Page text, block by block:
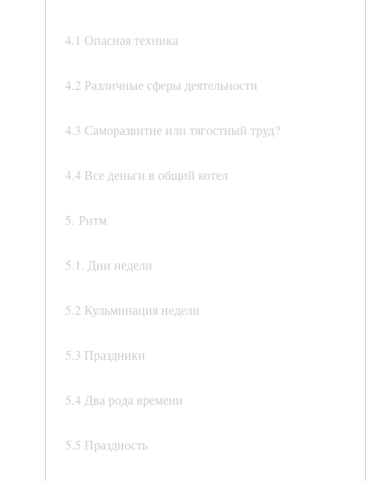
4.1 Опасная техника
4.2 Различные сферы деятельности
4.3 Саморазвитие или тягостный труд?
4.4 Все деньги в общий котел
5. Ритм
5.1. Дни недели
5.2 Кульминация недели
5.3 Праздники
5.4 Два рода времени
5.5 Праздность